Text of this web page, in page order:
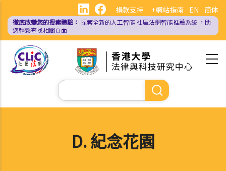
內
EN 简体
捐款支持 +網站指南
徹底改變您的搜索體驗： 探索全新的人工智能社區法網智能推薦系統 ，助
您輕鬆查找相關頁面
Search
D. 紀念花園